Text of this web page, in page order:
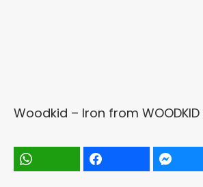
Woodkid – Iron from WOODKID